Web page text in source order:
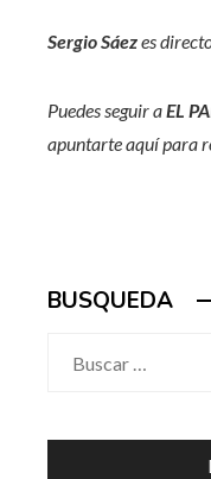
Sergio Sáezes
Puedes seguir aEL
apuntarte aquí para
BUSQUEDA